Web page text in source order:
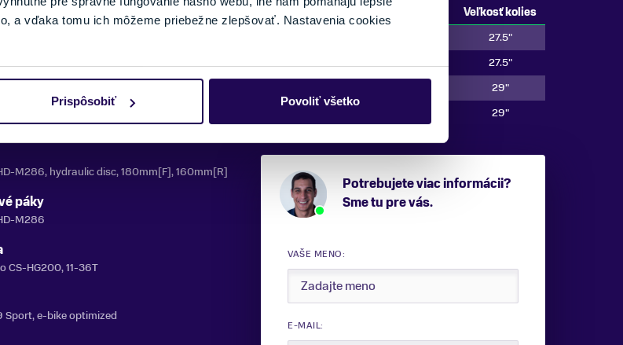
a vďaka tomu ich môžeme priebežne zlepšovať. Nastavenia cookies
Prispôsobiť Povoliť všetko
Platform
Altus
Alivio, 9-speed
M286, hydraulic disc, 180mm[F], 160mm[R]
páky
M286
CS-HG200, 11-36T
Sport, e-bike optimized
Veľkosť bicykla Výška jazdca
Veľkosť kolies
27.5"
S
158 cm - 169 cm
27.5"
29"
29"
Potrebujete viac informácii?
Sme tu pre vás.
VAŠE MENO:
E-MAIL: